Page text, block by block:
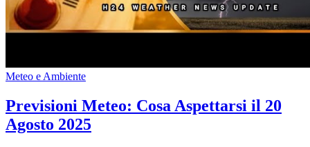
Meteo e Ambiente
Previsioni Meteo: Cosa Aspettarsi il 20
Agosto 2025